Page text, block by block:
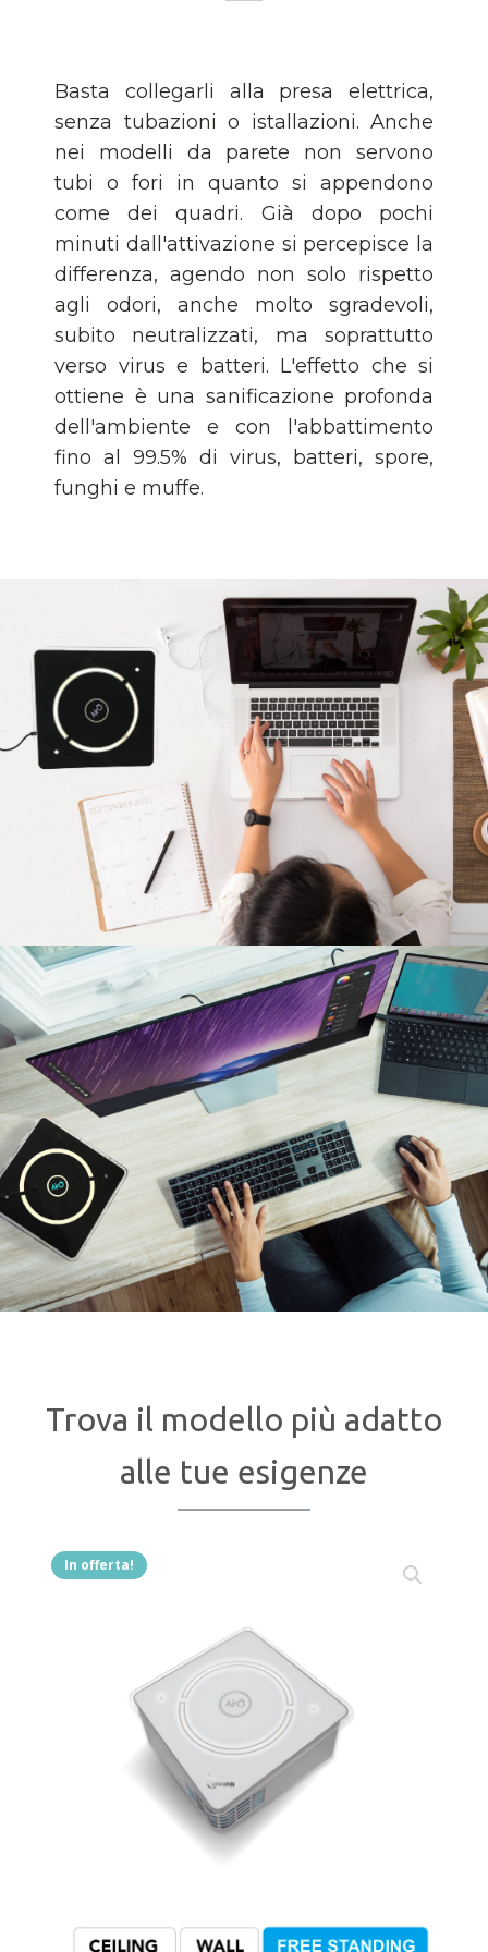
Basta collegarli alla presa elettrica,
senza tubazioni o istallazioni. Anche
nei modelli da parete non servono
tubi o fori in quanto si appendono
come dei quadri. Già dopo pochi
minuti dall'attivazione si percepisce la
differenza, agendo non solo rispetto
agli odori, anche molto sgradevoli,
subito neutralizzati, ma soprattutto
verso virus e batteri. L'effetto che si
ottiene è una sanificazione profonda
dell'ambiente e con l'abbattimento
fino al 99.5% di virus, batteri, spore,
funghi e muffe.
Trova il modello più adatto
alle tue esigenze
In offerta!